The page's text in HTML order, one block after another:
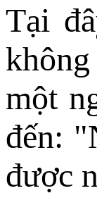
Tại
một
đến:
được